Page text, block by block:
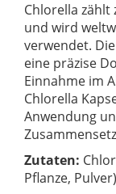
Chlorella zählt
und wird
verwendet.
eine präzise
Einnahme im
Chlorella
Anwendung
Zutaten:
Pflanze,